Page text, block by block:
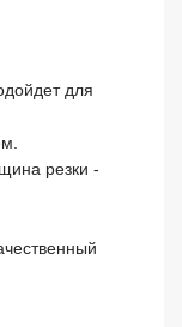
для
резки -